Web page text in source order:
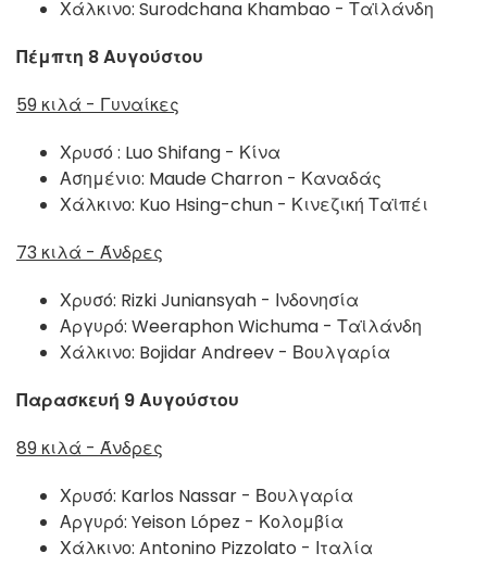
Χάλκινο: Surodchana Khambao - Ταϊλάνδη
Πέμπτη 8 Αυγούστου
59 κιλά - Γυναίκες
Χρυσό : Luo Shifang - Κίνα
Ασημένιο: Maude Charron - Καναδάς
Χάλκινο: Kuo Hsing-chun - Κινεζική Ταϊπέι
73 κιλά - Άνδρες
Χρυσό: Rizki Juniansyah - Ινδονησία
Αργυρό: Weeraphon Wichuma - Ταϊλάνδη
Χάλκινο: Bojidar Andreev - Βουλγαρία
Παρασκευή 9 Αυγούστου
89 κιλά - Άνδρες
Χρυσό: Karlos Nassar - Βουλγαρία
Αργυρό: Yeison López - Κολομβία
Χάλκινο: Antonino Pizzolato - Ιταλία